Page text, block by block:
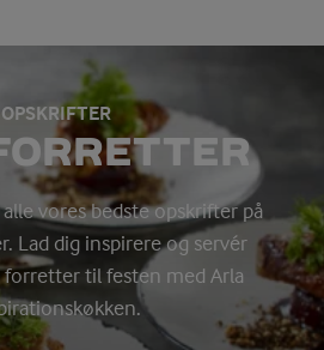
OPSKRIFTER
vores bedste opskrifter på
Lad dig inspirere og servér
til festen med Arla